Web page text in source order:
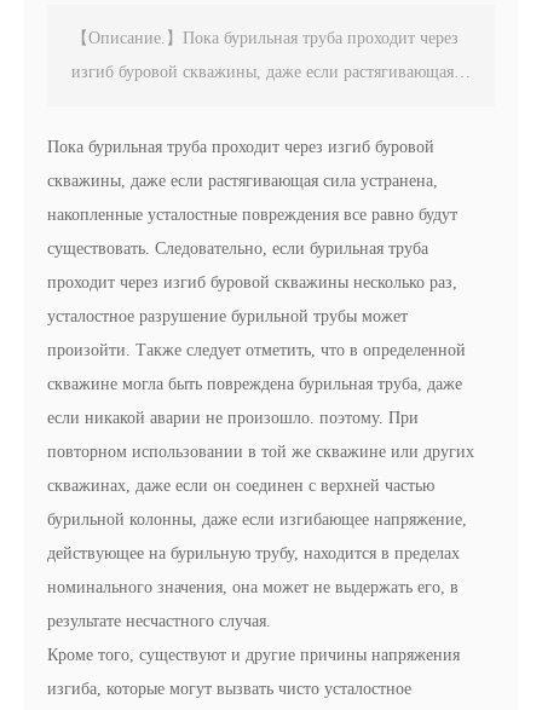
【Описание.】Пока бурильная труба проходит через
изгиб буровой скважины, даже если растягивающая
повреждения все равно будут существовать.
изгиб буровой скважины несколько раз, усталостное
разрушение бурильной трубы может произойти.
Также следует отметить, что в определенной
скважине могла быть повреждена бурильная труба,
даже если никакой аварии не произошло. поэтому.
При повторном использовании в той же скважине
или других скважинах, даже если он соединен с
верхней частью бурильной колонны, даже если
изгибающее напряжение, действующее на бурильную
трубу, находится в пределах номинального значения,
она может не выдержать его, в результате несчастного
Пока бурильная труба проходит через изгиб буровой
скважины, даже если растягивающая сила устранена,
накопленные усталостные повреждения все равно будут
существовать. Следовательно, если бурильная труба
проходит через изгиб буровой скважины несколько раз,
усталостное разрушение бурильной трубы может
произойти. Также следует отметить, что в определенной
скважине могла быть повреждена бурильная труба, даже
если никакой аварии не произошло. поэтому. При
повторном использовании в той же скважине или других
скважинах, даже если он соединен с верхней частью
бурильной колонны, даже если изгибающее напряжение,
действующее на бурильную трубу, находится в пределах
номинального значения, она может не выдержать его, в
результате несчастного случая.
Кроме того, существуют и другие причины напряжения
изгиба, которые могут вызвать чисто усталостное